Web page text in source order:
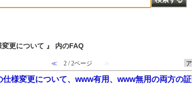
変更について 』 内のFAQ
≪ 2 / 2ページ ≫
様変更について、www有用、www無用の両方の